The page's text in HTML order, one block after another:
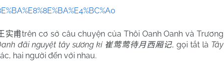
实甫trên cơ sở câu chuyện của Thôi Oanh Oanh và Trương
đãi nguyệt tây sương kí 崔莺莺待月西厢记, gọi tắt là Tây
hai người đến với nhau.